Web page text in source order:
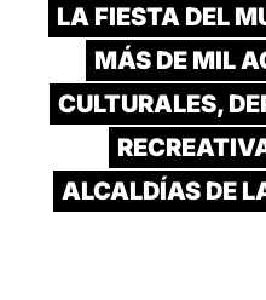
LA FIESTA DEL
MÁS DE MIL
CULTURALES,
ALCALDÍAS DE